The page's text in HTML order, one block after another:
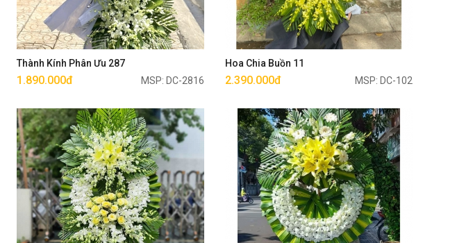
Thành Kính Phân Ưu 287
1.890.000đ MSP: DC-2816
Mua ngay
Hoa Chia Buồn 11
2.390.000đ MSP: DC-102
Mua ngay